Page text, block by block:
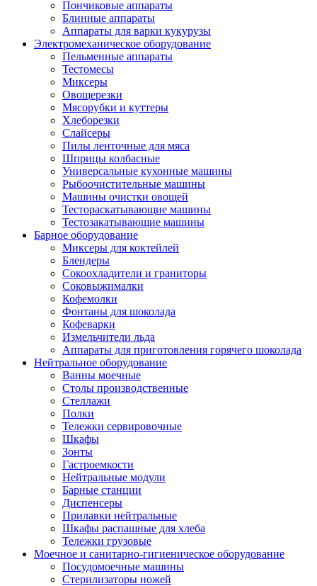
Пончиковые аппараты
Блинные аппараты
Аппараты для варки кукурузы
Электромеханическое оборудование
Пельменные аппараты
Тестомесы
Миксеры
Овощерезки
Мясорубки и куттеры
Хлеборезки
Слайсеры
Пилы ленточные для мяса
Шприцы колбасные
Универсальные кухонные машины
Рыбоочистительные машины
Машины очистки овощей
Тестораскатывающие машины
Тестозакатывающие машины
Барное оборудование
Миксеры для коктейлей
Блендеры
Сокоохладители и граниторы
Соковыжималки
Кофемолки
Фонтаны для шоколада
Кофеварки
Измельчители льда
Аппараты для приготовления горячего шоколада
Нейтральное оборудование
Ванны моечные
Столы производственные
Стеллажи
Полки
Тележки сервировочные
Шкафы
Зонты
Гастроемкости
Нейтральные модули
Барные станции
Диспенсеры
Прилавки нейтральные
Шкафы распашные для хлеба
Тележки грузовые
Моечное и санитарно-гигиеническое оборудование
Посудомоечные машины
Стерилизаторы ножей